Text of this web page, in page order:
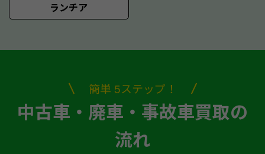
ランチア
簡単 5ステップ！
中古車・廃車・事故車買取の
流れ